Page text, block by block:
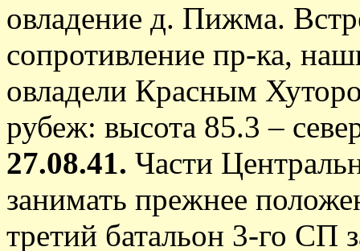
овладение д. Пижма.
сопротивление пр-ка,
овладели Красным
рубеж: высота 85.3 –
27.08.41. Части
занимать прежнее
третий батальон 3-го СП